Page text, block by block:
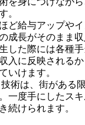
。
ど給与アップや
成長がそのまま収
した際には各種手
入に反映される
いけます。
一度手にしたス
続けられます。